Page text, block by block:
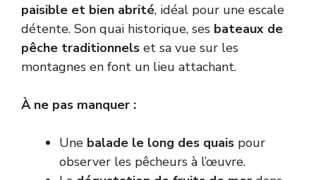
paisible et bien abrité, idéal pour une escale
détente. Son quai historique, ses bateaux de
pêche traditionnels et sa vue sur les
montagnes en font un lieu attachant.
À ne pas manquer :
Une balade le long des quais pour
observer les pêcheurs à l’œuvre.